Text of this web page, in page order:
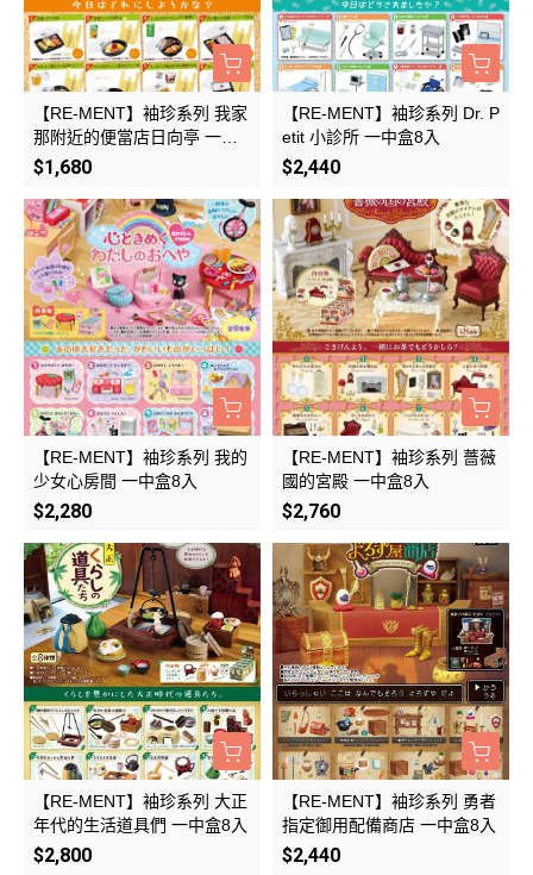
【RE-MENT】袖珍系列 我家
那附近的便當店日向亭 一中
盒8入
$1,680
【RE-MENT】袖珍系列 Dr. P
etit 小診所 一中盒8入
$2,440
【RE-MENT】袖珍系列 我的
少女心房間 一中盒8入
$2,280
【RE-MENT】袖珍系列 薔薇
國的宮殿 一中盒8入
$2,760
【RE-MENT】袖珍系列 大正
年代的生活道具們 一中盒8入
$2,800
【RE-MENT】袖珍系列 勇者
指定御用配備商店 一中盒8入
$2,440